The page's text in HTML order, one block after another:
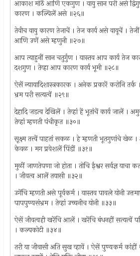
आकाश मोठें आणि एकगुण । वायु सान परी असे
कारण । कल्पिलें असे ॥२६॥
तेवीच वायु कारण तेजाचें । तेज कार्य असे वायूचें ।
आणि उणें असे म्हणुनी ॥२७॥
आप त्याहुनीं सान चतुर्गुण । यास्तव आप कार्य तेज
दशगुण । तेव्हा आप कारण कार्य भूमी ॥२८॥
ऐसें न्यायादिशास्त्रकारक । अनेक प्रकारें करोनि
भ्रम परी सत्यत्वें ॥२९॥
देहादि जडत्व देखिलें । तेव्हां हें भूतांचें कार्य जालें
तेव्हां म्हणती पंचीकृत ॥३०॥
सूक्ष्म तत्त्वें पाहतां सकळ । हे म्हणती भूतगुणांचे
केवळ । मग प्रवेशलें पिंडीं ॥३१॥
मुळीं जाणतेपणा जो होता । तोचि ईश्वर सर्वज्ञ याचा
। जीवत्व आलें तयासी ॥३२॥
उगेंचि म्हणती असे पूर्वकर्म । यास्तव पावले योनी
पापपुण्यसंभ्रम । तेव्हां उच्चनीच योनी ॥३३॥
ऐसें जीवत्वही खरेंचि आलें । खरेंचि बंधनहीं सत्यत्वें
। कल्पकोटी ॥३४॥
तरी या जीवासी अति सुख व्हावें । ऐसें पुण्यकर्म कांहीं